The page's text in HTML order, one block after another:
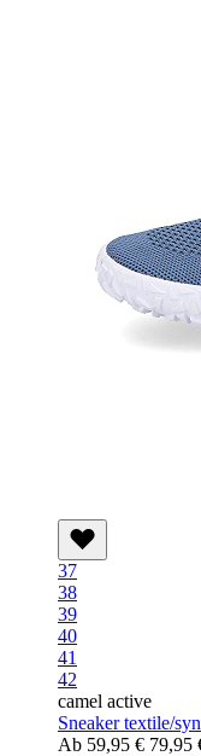
37
38
39
40
41
42
camel active
Sneaker textile/
Ab 59,95 € 79,95